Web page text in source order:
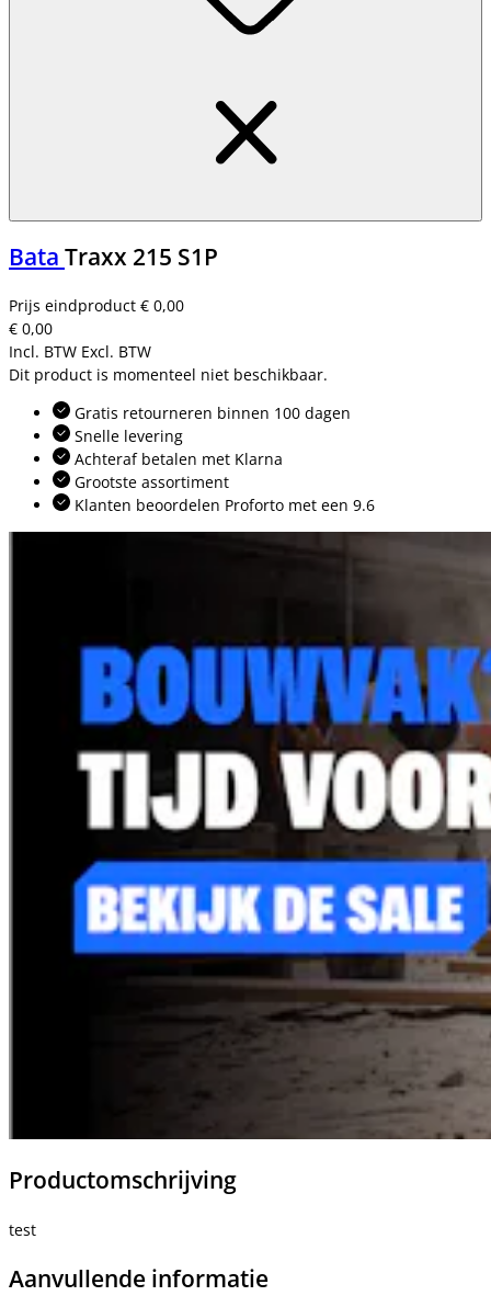
Bata Traxx 215 S1P
Prijs eindproduct € 0,00
€ 0,00
Incl. BTW Excl. BTW
Dit product is momenteel niet beschikbaar.
Gratis retourneren binnen 100 dagen
Snelle levering
Achteraf betalen met Klarna
Grootste assortiment
Klanten beoordelen Proforto met een 9.6
Productomschrijving
test
Aanvullende informatie